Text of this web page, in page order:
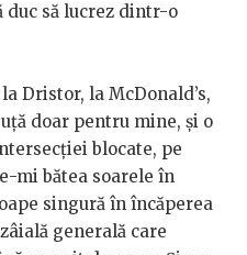
duc să lucrez dintr-o
Dristor, la McDonald’s,
doar pentru mine, și o
blocate, pe
mi bătea soarele în
singură în încăperea
generală care